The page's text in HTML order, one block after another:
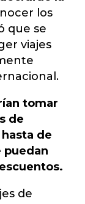
los
que se
viajes
tomar
de
de
puedan
de